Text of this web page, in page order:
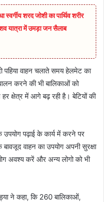
स्वर्गीय शरद जोशी का पार्थिव शरीर
यात्रा में उमड़ा जन सैलाब
पहिया वाहन चलाते समय हेलमेट का
करने की भी बालिकाओं को
क्षेत्र में आगे बढ़ रही है। बेटियों की
पढ़ाई के कार्य में करने पर
वाहन का उपयोग अपनी सुरक्षा
अवश्‍य करें और अन्‍य लोगो को भी
ने कहा, कि 260 बालिकाओं,